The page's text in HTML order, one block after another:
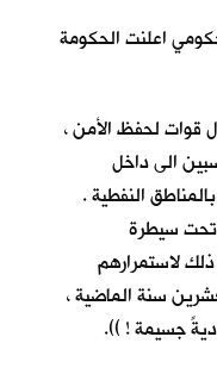
اعلنت الحكومة
قوات لحفظ الأمن ،
الى داخل
النفطية .
تحت سيطرة
لاستمرارهم
سنة الماضية ،
جسيمة ! )).